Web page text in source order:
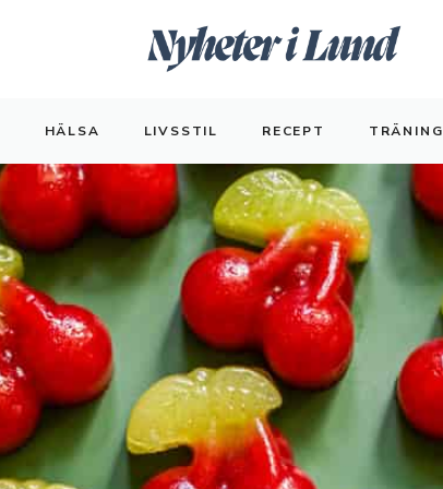
HÄLSA LIVSSTIL RECEPT TRÄNING